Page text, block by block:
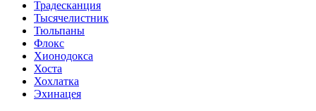
Традесканция
Тысячелистник
Тюльпаны
Флокс
Хионодокса
Хоста
Хохлатка
Эхинацея